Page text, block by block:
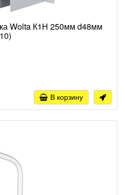
Wolta К1Н 250мм d48мм
В корзину